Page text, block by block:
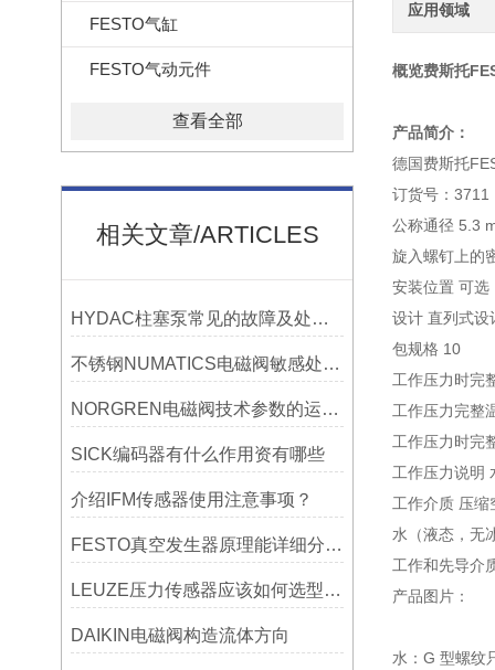
FESTO气缸
FESTO气动元件
查看全部
相关文章/ARTICLES
HYDAC柱塞泵常见的故障及处理方法有哪些？
不锈钢NUMATICS电磁阀敏感处理的资料有哪些？
NORGREN电磁阀技术参数的运用及长处有哪些
SICK编码器有什么作用资有哪些
介绍IFM传感器使用注意事项？
FESTO真空发生器原理能详细分析下吗?
LEUZE压力传感器应该如何选型，需要注意什么问题？
DAIKIN电磁阀构造流体方向
应用领域
概览费斯托
产品简介：
德国费斯托
订货号：3711
公称通径 5.3
旋入螺钉上的
安装位置 可选
设计 直列式设
包规格 10
工作压力时完
工作压力完整
工作压力时完
工作压力说明
工作介质 压
水（液态，无
工作和先导介
产品图片：
水：G 型螺纹